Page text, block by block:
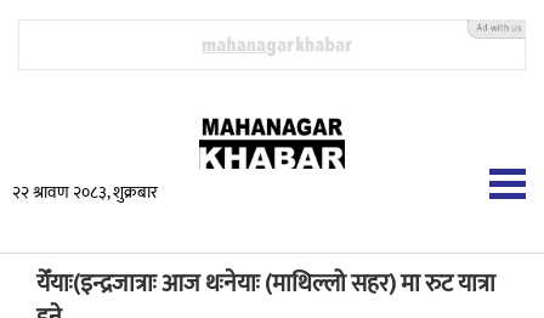
२२ श्रावण २०८३, शुक्रबार
येँयाः(इन्द्रजात्राः आज थःनेयाः (माथिल्लो सहर) मा रुट यात्रा